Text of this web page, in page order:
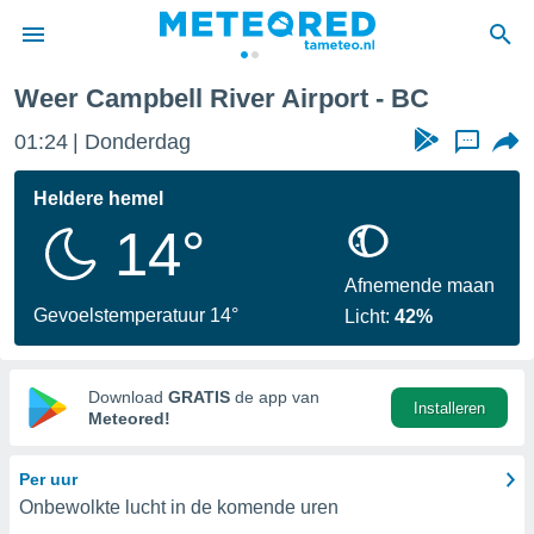
door
verstrekte
hoge
hebt de
voor
op basis
Weer Campbell River Airport - BC
01:24 Donderdag ...
Heldere hemel
14°
Gevoelstemperatuur 14°
Afnemende maan
Licht:42%
Download GRATIS de app van
Meteored!
Installeren
Per uur
Onbewolkte lucht in de komende uren